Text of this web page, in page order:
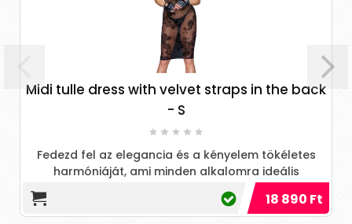
Midi tulle dress with velvet straps in the back
- S
Fedezd fel az elegancia és a kényelem tökéletes
harmóniáját, ami minden alkalomra ideális
18 890 Ft